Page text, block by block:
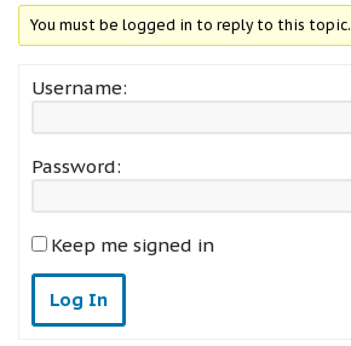
You must be logged in to reply to this topic.
Username:
Password:
Keep me signed in
Log In